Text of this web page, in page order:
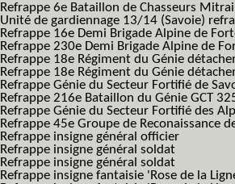
Refrappe 6e Bataillon de Chasseurs
Unité de gardiennage 13/14 (Savoie)
Refrappe 16e Demi Brigade Alpine de
Refrappe 230e Demi Brigade Alpine de
Refrappe 18e Régiment du Génie
Refrappe 18e Régiment du Génie
Refrappe Génie du Secteur Fortifié de
Refrappe 216e Bataillon du Génie GCT
Refrappe Génie du Secteur Fortifié des
Refrappe 45e Groupe de Reconaissance
Refrappe insigne général officier
Refrappe insigne général soldat
Refrappe insigne général soldat
Refrappe insigne fantaisie 'Rose de la